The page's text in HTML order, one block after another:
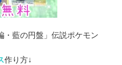
・藍の円盤」伝説ポケモン
作り方↓